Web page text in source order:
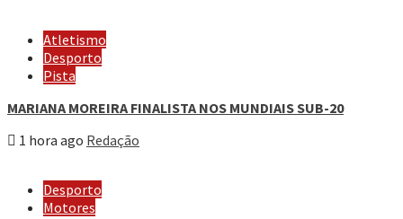
Atletismo
Desporto
Pista
MARIANA MOREIRA FINALISTA NOS MUNDIAIS SUB-20
1 hora ago Redação
Desporto
Motores